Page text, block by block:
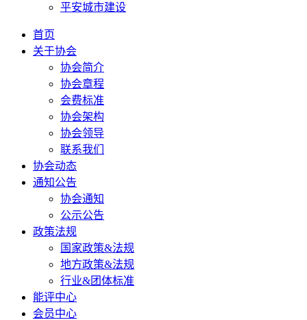
平安城市建设
首页
关于协会
协会简介
协会章程
会费标准
协会架构
协会领导
联系我们
协会动态
通知公告
协会通知
公示公告
政策法规
国家政策&法规
地方政策&法规
行业&团体标准
能评中心
会员中心